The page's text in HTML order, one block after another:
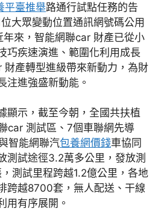
平臺推舉路通行試點任務的告
大眾變動位置通訊網號碼公用
來，智能網聯car 財產已從小
巧疾速演進、範圍化利用成長
財產轉型進級帶來新動力，為財
注進強盛新動能。
顯示，截至今朝，全國共扶植
car 測試區、7個車聯網先導
智能網聯汽包養網價錢車協同
測試途徑3.2萬多公里，發放測
測試里程跨越1.2億公里，各地
跨越8700套，無人配送、干線
用有序展開。